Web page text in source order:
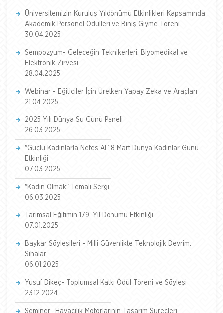
Üniversitemizin Kuruluş Yıldönümü Etkinlikleri Kapsamında
Akademik Personel Ödülleri ve Biniş Giyme Töreni
30.04.2025
Sempozyum- Geleceğin Teknikerleri: Biyomedikal ve
Elektronik Zirvesi
28.04.2025
Webinar - Eğiticiler İçin Üretken Yapay Zeka ve Araçları
21.04.2025
2025 Yılı Dünya Su Günü Paneli
26.03.2025
"Güçlü Kadınlarla Nefes Al” 8 Mart Dünya Kadınlar Günü
Etkinliği
07.03.2025
"Kadın Olmak" Temalı Sergi
06.03.2025
Tarımsal Eğitimin 179. Yıl Dönümü Etkinliği
07.01.2025
Baykar Söyleşileri - Milli Güvenlikte Teknolojik Devrim:
Sihalar
06.01.2025
Yusuf Dikeç- Toplumsal Katkı Ödül Töreni ve Söyleşi
23.12.2024
Seminer- Havacılık Motorlarının Tasarım Süreçleri